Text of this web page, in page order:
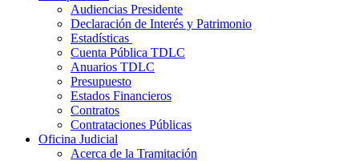
Audiencias Presidente
Declaración de Interés y Patrimonio
Estadísticas
Cuenta Pública TDLC
Anuarios TDLC
Presupuesto
Estados Financieros
Contratos
Contrataciones Públicas
Oficina Judicial
Acerca de la Tramitación